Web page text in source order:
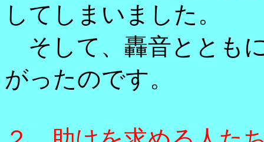
してしまいました。
そして、轟音ととも
がったのです。